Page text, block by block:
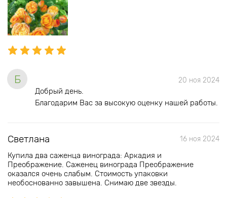
Б 20 ноя 2024
Добрый день.
Благодарим Вас за высокую оценку нашей работы.
Светлана 16 ноя 2024
Купила два саженца винограда: Аркадия и
Преображение. Саженец винограда Преображение
оказался очень слабым. Стоимость упаковки
необоснованно завышена. Снимаю две звезды.